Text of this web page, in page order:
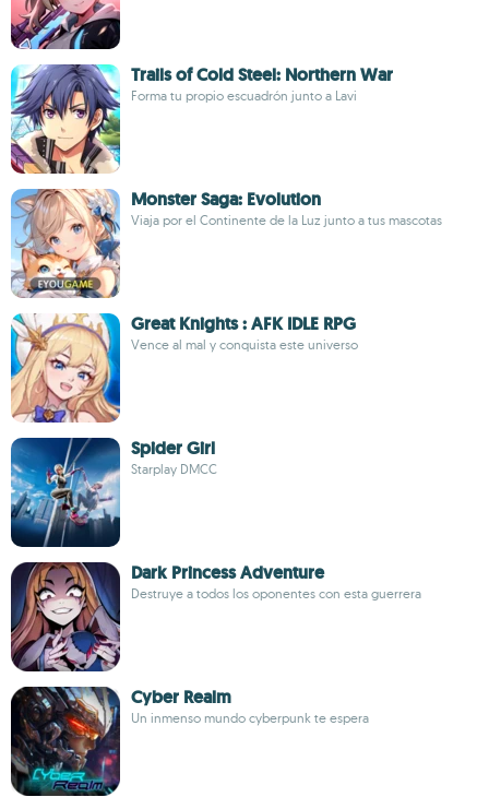
Trails of Cold Steel: Northern War
Forma tu propio escuadrón junto a Lavi
Monster Saga: Evolution
Viaja por el Continente de la Luz junto a tus mascotas
Great Knights : AFK IDLE RPG
Vence al mal y conquista este universo
Spider Girl
Starplay DMCC
Dark Princess Adventure
Destruye a todos los oponentes con esta guerrera
Cyber Realm
Un inmenso mundo cyberpunk te espera